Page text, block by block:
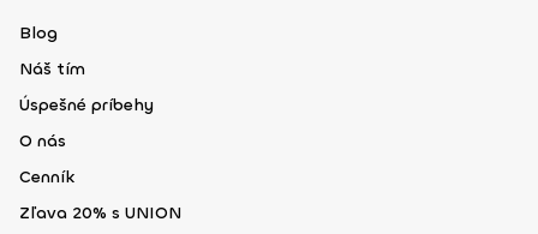
Blog
Náš tím
Úspešné príbehy
O nás
Cenník
Zľava 20% s UNION